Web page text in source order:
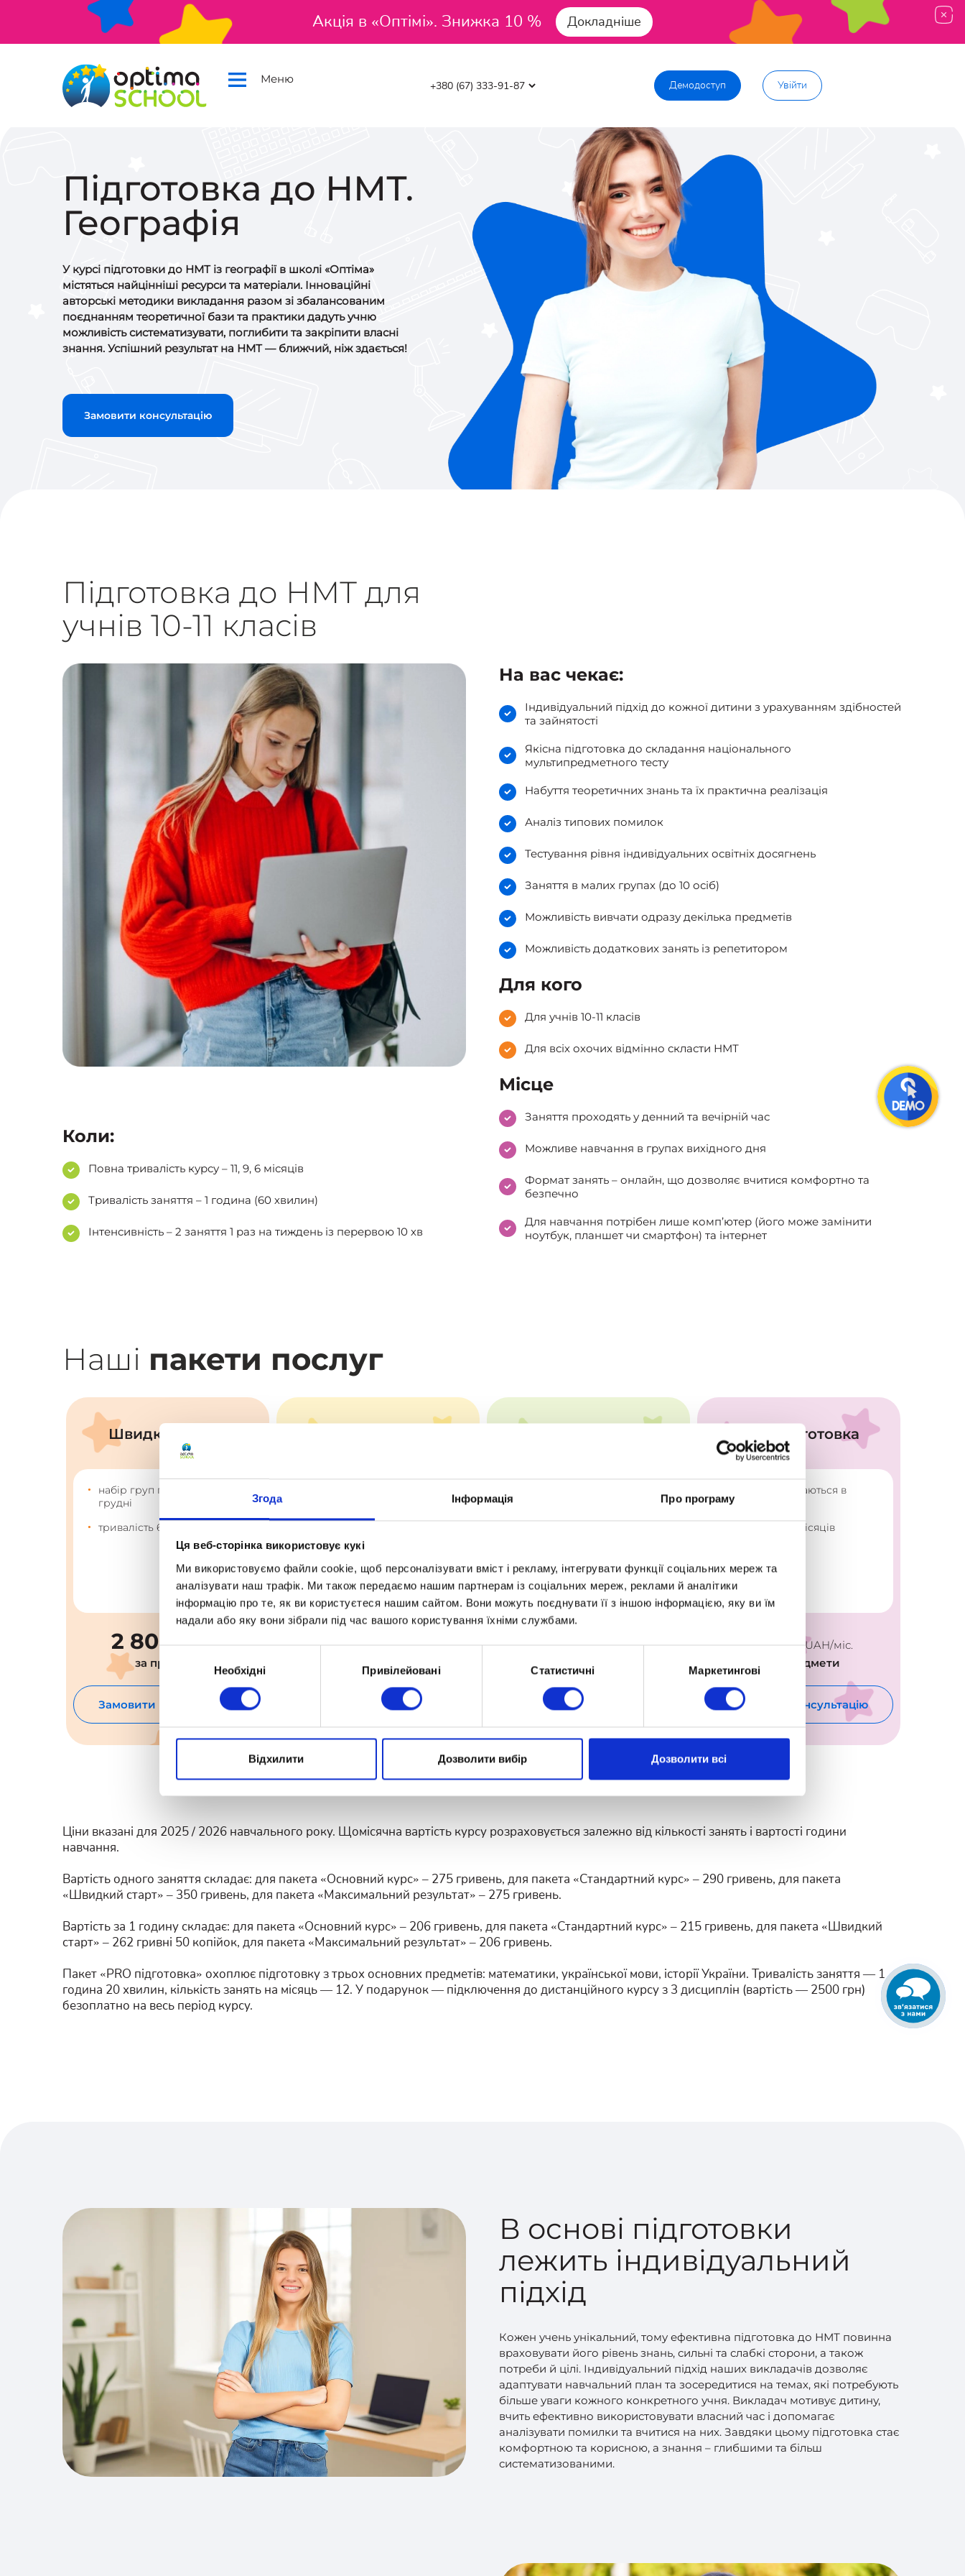
Згода Інформація Про програму
Ця веб-сторінка використовує кукі
Ми використовуємо файли cookie, щоб персоналізувати вміст і рекламу, інтегрувати функції соціальних мереж та
аналізувати наш трафік. Ми також передаємо нашим партнерам із соціальних мереж, реклами й аналітики
інформацію про те, як ви користуєтеся нашим сайтом. Вони можуть поєднувати її з іншою інформацією, яку ви їм
надали або яку вони зібрали під час вашого користування їхніми службами.
згоди
Необхідні Привілейовані Статистичні Маркетингові
Відхилити Дозволити вибір Дозволити всі
Акція в «Оптімі». Знижка 10 % Докладніше
Меню Демодоступ Увійти
Підготовка до НМТ.
Географія
У курсі підготовки до НМТ із географії в школі «Оптіма»
містяться найцінніші ресурси та матеріали. Інноваційні
авторські методики викладання разом зі збалансованим
поєднанням теоретичної бази та практики дадуть учню
можливість систематизувати, поглибити та закріпити власні
знання. Успішний результат на НМТ — ближчий, ніж здається!
Замовити консультацію
Підготовка до НМТ для
учнів 10-11 класів
Коли:
Повна тривалість курсу – 11, 9, 6 місяців
Тривалість заняття – 1 година (60 хвилин)
Інтенсивність – 2 заняття 1 раз на тиждень із перервою 10 хв
На вас чекає:
Індивідуальний підхід до кожної дитини з урахуванням здібностей
та зайнятості
Якісна підготовка до складання національного
мультипредметного тесту
Набуття теоретичних знань та їх практична реалізація
Аналіз типових помилок
Тестування рівня індивідуальних освітніх досягнень
Заняття в малих групах (до 10 осіб)
Можливість вивчати одразу декілька предметів
Можливість додаткових занять iз репетитором
Для кого
Для учнів 10-11 класів
Для всіх охочих відмінно скласти НМТ
Місце
Заняття проходять у денний та вечірній час
Можливе навчання в групах вихідного дня
Формат занять – онлайн, що дозволяє вчитися комфортно та
безпечно
Для навчання потрібен лише комп’ютер (його може замінити
ноутбук, планшет чи смартфон) та інтернет
Наші пакети послуг
Максимальний
результат
•
набір груп починається в
липні
• тривалість 11 місяців
8 800 UAH/міс.
за предмет
Замовити консультацію
5000 грн/16 занять
Замовити консультацію
6000 UAH/міс.
Замовити консультацію
Основний курс
набір груп починається в
липні
тривалість 11 місяців
2 200 UAH/міс.
за предмет
Замовити консультацію
Ціни вказані для 2025 / 2026 навчального року. Щомісячна вартість курсу розраховується залежно від кількості занять і вартості години
навчання.
Вартість одного заняття складає: для пакета «Основний курс» – 275 гривень, для пакета «Стандартний курс» – 290 гривень, для пакета
«Швидкий старт» – 350 гривень, для пакета «Максимальний результат» – 275 гривень.
Вартість за 1 годину складає: для пакета «Основний курс» – 206 гривень, для пакета «Стандартний курс» – 215 гривень, для пакета «Швидкий
старт» – 262 гривні 50 копійок, для пакета «Максимальний результат» – 206 гривень.
Пакет «PRO підготовка» охоплює підготовку з трьох основних предметів: математики, української мови, історії України. Тривалість заняття — 1
година 20 хвилин, кількість занять на місяць — 12. У подарунок — підключення до дистанційного курсу з 3 дисциплін (вартість — 2500 грн)
безоплатно на весь період курсу.
В основі підготовки
лежить індивідуальний
підхід
Кожен учень унікальний, тому ефективна підготовка до НМТ повинна
враховувати його рівень знань, сильні та слабкі сторони, а також
потреби й цілі. Індивідуальний підхід наших викладачів дозволяє
адаптувати навчальний план та зосередитися на темах, які потребують
більше уваги кожного конкретного учня. Викладач мотивує дитину,
вчить ефективно використовувати власний час і допомагає
аналізувати помилки та вчитися на них. Завдяки цьому підготовка стає
комфортною та корисною, а знання – глибшими та більш
систематизованими.